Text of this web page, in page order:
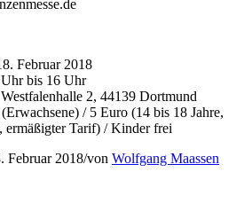
Februar 2018
bis 16 Uhr
2, 44139 Dortmund
/ 5 Euro (14 bis 18 Jahre,
ermäßigter Tarif) / Kinder frei
Februar 2018/von Wolfgang Maassen